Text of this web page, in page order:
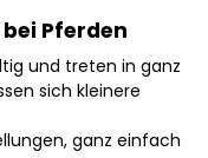
Pferden
und treten in ganz
sich kleinere
ganz einfach